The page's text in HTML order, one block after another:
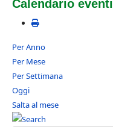
Calendario eventi
Per Anno
Per Mese
Per Settimana
Oggi
Salta al mese